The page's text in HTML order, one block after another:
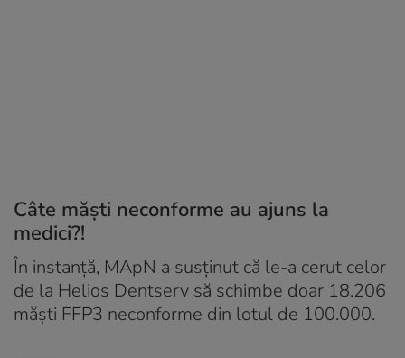
Câte măști neconforme au ajuns la
medici?!
În instanță, MApN a susținut că le-a cerut celor
de la Helios Dentserv să schimbe doar 18.206
măşti FFP3 neconforme din lotul de 100.000.